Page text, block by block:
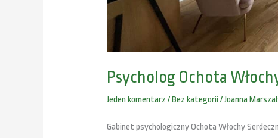
Psycholog Ochota
Jeden komentarz /Bez kategorii/Joanna
Gabinet psychologiczny Ochota Włochy